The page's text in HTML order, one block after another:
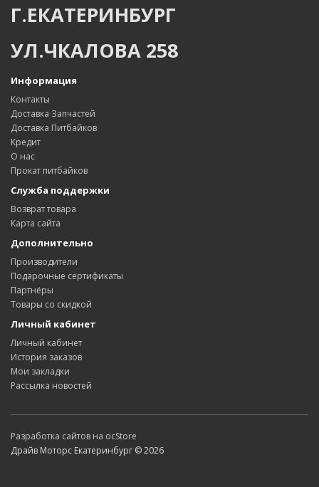
Г.ЕКАТЕРИНБУРГ
УЛ.ЧКАЛОВА 258
Информация
Контакты
Доставка Запчастей
Доставка Питбайков
Кредит
О нас
Прокат питбайков
Служба поддержки
Возврат товара
Карта сайта
Дополнительно
Производители
Подарочные сертификаты
Партнёры
Товары со скидкой
Личный кабинет
Личный кабинет
История заказов
Мои закладки
Рассылка новостей
Разработка сайтов на ocStore
Драйв Моторс Екатеринбург © 2026